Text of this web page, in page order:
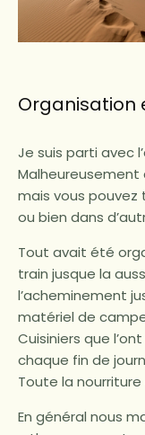
Organisation
Je suis parti avec
Malheureusement
mais vous pouvez
ou bien dans
Tout avait été
train jusque la
l’acheminement
matériel de
Cuisiniers que
chaque fin de
Toute la
En général nous